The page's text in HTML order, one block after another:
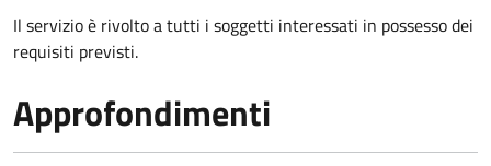
Il servizio è rivolto a tutti i soggetti interessati in possesso dei
requisiti previsti.
Approfondimenti